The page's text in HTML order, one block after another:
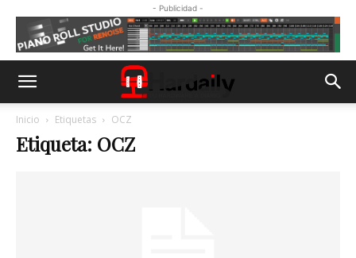
- Publicidad -
Inicio Etiquetas OCZ
Etiqueta: OCZ